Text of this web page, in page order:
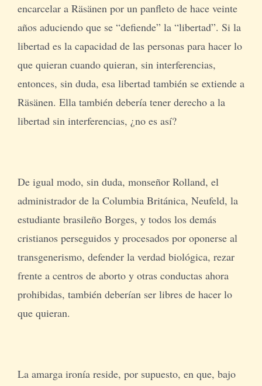
encarcelar a Räsänen por un panfleto de hace veinte
años aduciendo que se “defiende” la “libertad”. Si la
libertad es la capacidad de las personas para hacer lo
que quieran cuando quieran, sin interferencias,
entonces, sin duda, esa libertad también se extiende a
Räsänen. Ella también debería tener derecho a la
libertad sin interferencias, ¿no es así?
De igual modo, sin duda, monseñor Rolland, el
administrador de la Columbia Británica, Neufeld, la
estudiante brasileño Borges, y todos los demás
cristianos perseguidos y procesados ​​por oponerse al
transgenerismo, defender la verdad biológica, rezar
frente a centros de aborto y otras conductas ahora
prohibidas, también deberían ser libres de hacer lo
que quieran.
La amarga ironía reside, por supuesto, en que, bajo